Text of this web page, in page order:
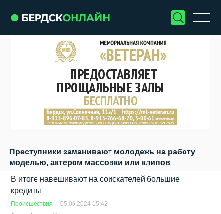
Преступники заманивают молодежь на работу
моделью, актером массовки или клипов
В итоге навешивают на соискателей большие
кредиты
Происшествия
05.06.2024 15:42